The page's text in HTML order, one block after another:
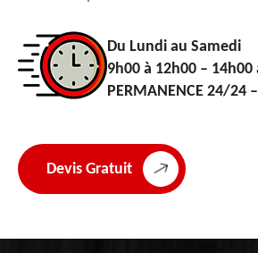
Du Lundi au Samedi
9h00 à 12h00 – 14h00
PERMANENCE 24/24
Devis Gratuit